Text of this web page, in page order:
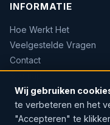
INFORMATIE
Hoe Werkt Het
Veelgestelde Vragen
Contact
Wij gebruiken
te verbeteren en het
"Accepteren" te